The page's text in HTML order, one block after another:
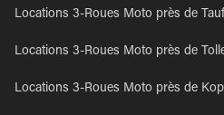
Locations 3-Roues Moto près de
Locations 3-Roues Moto près de
Locations 3-Roues Moto près de